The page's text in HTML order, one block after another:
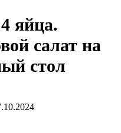
яйца.
салат на
стол